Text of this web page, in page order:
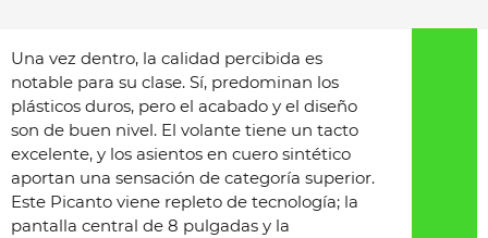
Una vez dentro, la calidad percibida es
notable para su clase. Sí, predominan los
plásticos duros, pero el acabado y el diseño
son de buen nivel. El volante tiene un tacto
excelente, y los asientos en cuero sintético
aportan una sensación de categoría superior.
Este Picanto viene repleto de tecnología; la
pantalla central de 8 pulgadas y la